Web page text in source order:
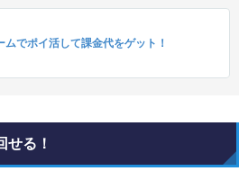
ムでポイ活して課金代をゲット！
せる！